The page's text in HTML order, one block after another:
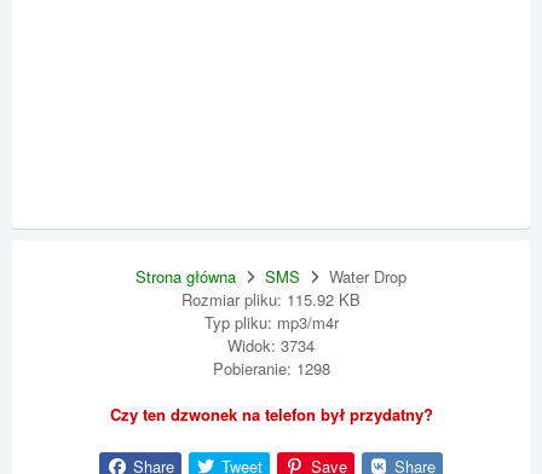
Strona główna SMS
Water Drop
Rozmiar pliku: 115.92 KB
Typ pliku: mp3/m4r
Widok: 3734
Pobieranie: 1298
Czy ten dzwonek na telefon był przydatny?
Share Tweet Save Share